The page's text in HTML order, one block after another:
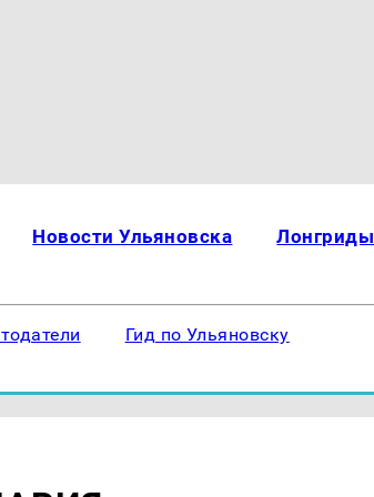
Новости Ульяновска Лонгриды
Гид по Ульяновску